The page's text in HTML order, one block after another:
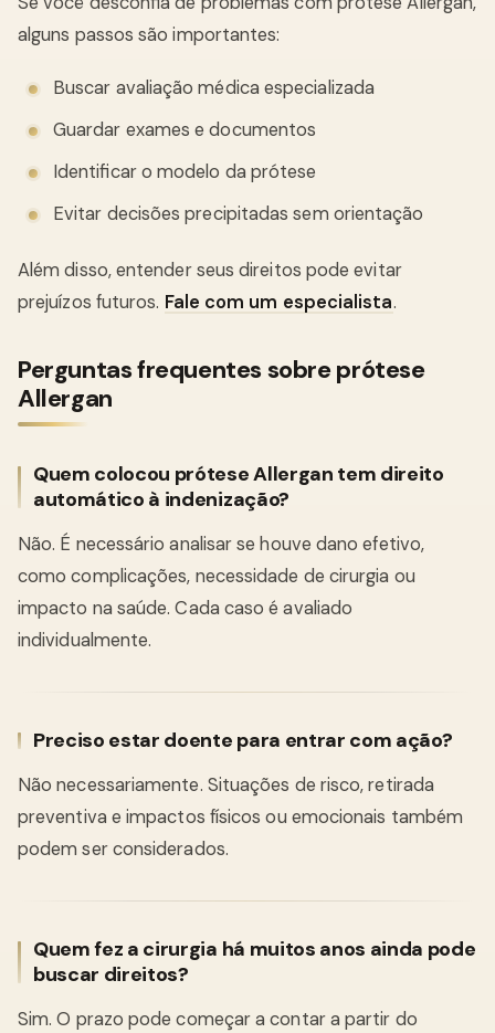
alguns passos são importantes:
Buscar avaliação médica especializada
Guardar exames e documentos
Identificar o modelo da prótese
Evitar decisões precipitadas sem orientação
Além disso, entender seus direitos pode evitar
prejuízos futuros. Fale com um especialista.
Perguntas frequentes sobre prótese
Allergan
Quem colocou prótese Allergan tem direito
automático à indenização?
Não. É necessário analisar se houve dano efetivo,
como complicações, necessidade de cirurgia ou
impacto na saúde. Cada caso é avaliado
individualmente.
Preciso estar doente para entrar com ação?
Não necessariamente. Situações de risco, retirada
preventiva e impactos físicos ou emocionais também
podem ser considerados.
Quem fez a cirurgia há muitos anos ainda pode
buscar direitos?
Sim. O prazo pode começar a contar a partir do